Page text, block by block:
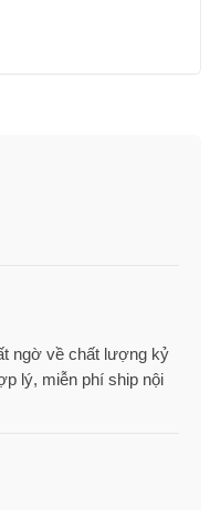
ngờ về chất lượng kỷ
lý, miễn phí ship nội